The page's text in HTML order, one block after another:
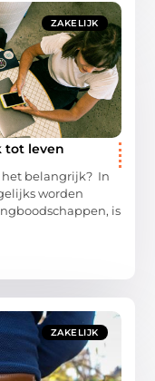
ZAKELIJK
tot leven
het belangrijk? In
worden
is
ZAKELIJK